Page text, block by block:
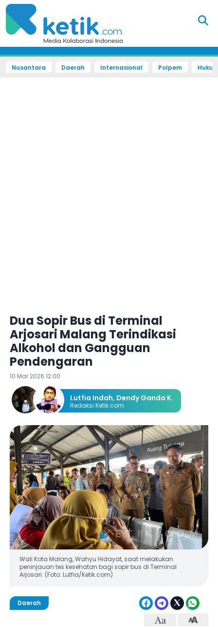
Nusantara Daerah Internasional Polpem
Dua Sopir Bus di Terminal
Arjosari Malang Terindikasi
Alkohol dan Gangguan
Pendengaran
10 Mar 2026 12:00
Lutfia Indah, Dendy Ganda K.
Redaksi Ketik.com
Wali Kota Malang, Wahyu Hidayat, saat melakukan
peninjauan tes kesehatan bagi sopir bus di Terminal
Arjosari. (Foto: Lutfia/Ketik.com)
Daerah